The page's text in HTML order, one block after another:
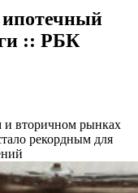
ипотечный
:: РБК
и вторичном рынках
рекордным для